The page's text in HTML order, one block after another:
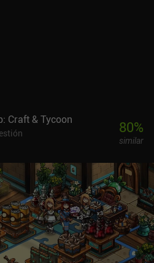
Craft & Tycoon 80%
similar